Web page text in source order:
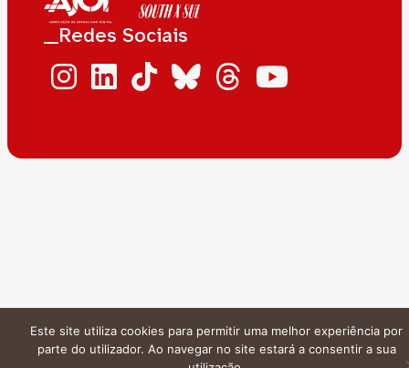
__Redes Sociais
Este site utiliza cookies para permitir uma melhor experiência por
parte do utilizador. Ao navegar no site estará a consentir a sua